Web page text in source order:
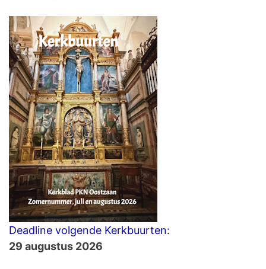
Deadline volgende Kerkbuurten:
29 augustus 2026